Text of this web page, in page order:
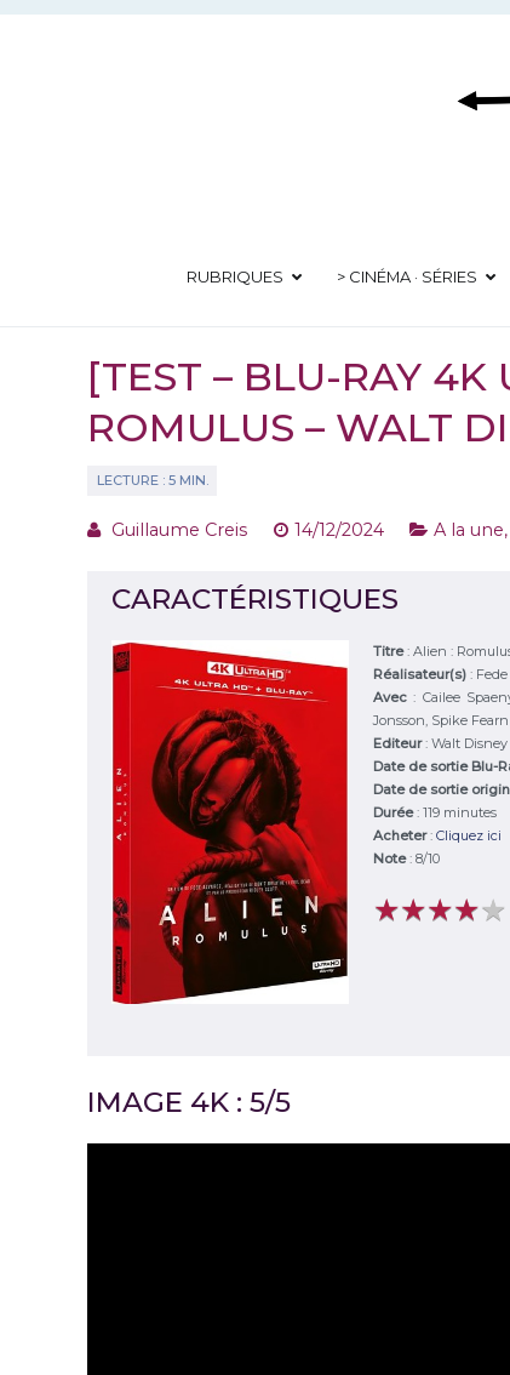
Aller
RUBRIQUES > CINÉMA · SÉRIES
[TEST – BLU-RAY 4K
ROMULUS – WALT
Guillaume Creis 14/12/2024 A la une,
CARACTÉRISTIQUES
Titre:Alien :
Réalisateur(s):
Avec: Cailee
Jonsson, Spike
Editeur:Walt
Date de sortie Blu-
Date de sortie
Durée:119 minutes
Acheter:Cliquez ici
Note:8/10
★★★★★
★★★★★
IMAGE 4K : 5/5